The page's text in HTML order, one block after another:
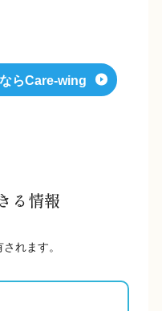
らCare-wing
る情報
れます。